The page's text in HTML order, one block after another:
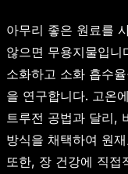
아무리 좋은 원료를
않으면 무용지물입
소화하고 소화 흡수
을 연구합니다. 고온
트루전 공법과 달리,
방식을 채택하여 원
또한, 장 건강에 직접